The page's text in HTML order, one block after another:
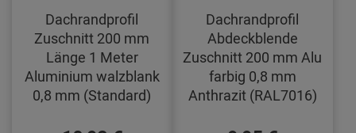
Dachrandprofil
Zuschnitt 200 mm
Länge 1 Meter
Aluminium walzblank
0,8 mm (Standard)
Dachrandprofil
Abdeckblende
Zuschnitt 200 mm Alu
farbig 0,8 mm
Anthrazit (RAL7016)